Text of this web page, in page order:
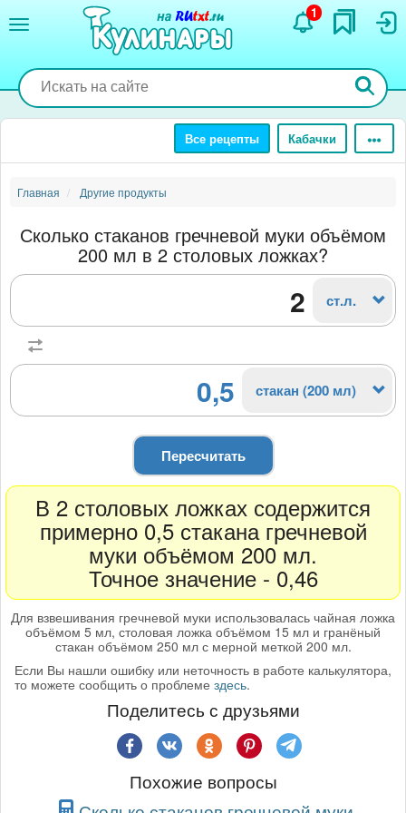
содержанию
1
Все рецепты Кабачки
Главная Другие продукты
Сколько стаканов гречневой муки объёмом
200 мл в 2 столовых ложках?
ст.л.
0,5 стакан (200 мл)
Пересчитать
В 2 столовых ложках содержится
примерно 0,5 стакана гречневой
муки объёмом 200 мл.
Точное значение - 0,46
Для взвешивания гречневой муки использовалась чайная ложка
объёмом 5 мл, столовая ложка объёмом 15 мл и гранёный
стакан объёмом 250 мл с мерной меткой 200 мл.
Если Вы нашли ошибку или неточность в работе калькулятора,
то можете сообщить о проблеме здесь.
Поделитесь с друзьями
Похожие вопросы